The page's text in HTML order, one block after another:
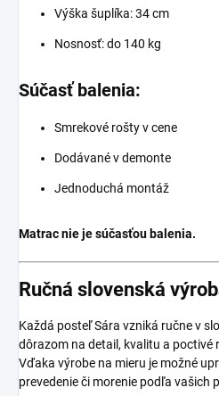
Výška šuplíka: 34 cm
Nosnosť: do 140 kg
Súčasť balenia:
Smrekové rošty v cene
Dodávané v demonte
Jednoduchá montáž
Matrac nie je súčasťou balenia.
Ručná slovenská
Každá posteľ Sára vzniká ručne v
dôrazom na detail, kvalitu a poctivé
Vďaka výrobe na mieru je možné
prevedenie či morenie podľa vašich